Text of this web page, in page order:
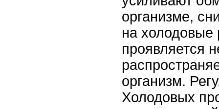
организме,
на холодовые
проявляется
организм.
Холодовых